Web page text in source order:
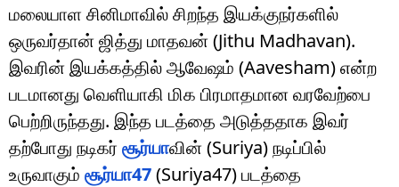
மலையாள சினிமாவில் சிறந்த இயக்குநர்களில்
ஒருவர்தான் ஜித்து மாதவன் (Jithu Madhavan).
இவரின் இயக்கத்தில் ஆவேஷம் (Aavesham) என்ற
படமானது வெளியாகி மிக பிரமாதமான வரவேற்பை
பெற்றிருந்தது. இந்த படத்தை அடுத்ததாக இவர்
தற்போது நடிகர் சூர்யாவின் (Suriya) நடிப்பில்
உருவாகும் சூர்யா47(Suriya47) படத்தை